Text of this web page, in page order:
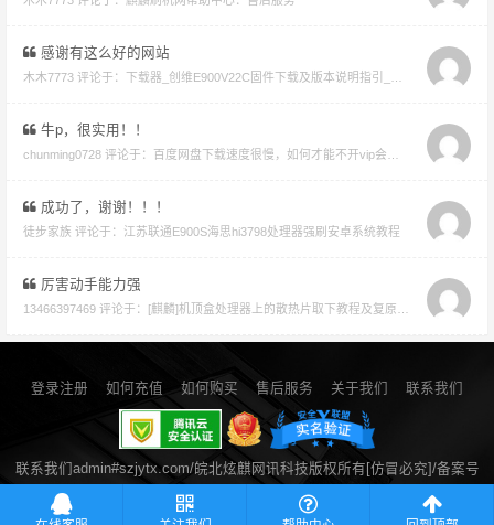
感谢有这么好的网站
木木7773 评论于： 下载器_创维E900V22C固件下载及版本说明指引_看好在下载避免刷成砖
牛p，很实用！！
chunming0728 评论于： 百度网盘下载速度很慢，如何才能不开vip会员就能享受高速下载的教程
成功了，谢谢！！！
徒步家族 评论于： 江苏联通E900S海思hi3798处理器强刷安卓系统教程
厉害动手能力强
13466397469 评论于： [麒麟]机顶盒处理器上的散热片取下教程及复原教程
登录注册 如何充值 如何购买 售后服务 关于我们 联系我们
联系我们admin#szjytx.com/皖北炫麒网讯科技版权所有[仿冒必究]/备案号
皖ICP备14021258号-2/ 公安备案号34060002050052 流量统计